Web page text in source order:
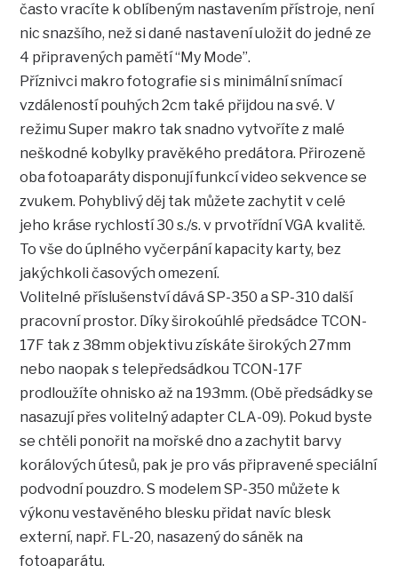
často vracíte k oblíbeným nastavením přístroje, není
nic snazšího, než si dané nastavení uložit do jedné ze
4 připravených pamětí “My Mode”.
Příznivci makro fotografie si s minimální snímací
vzdáleností pouhých 2cm také přijdou na své. V
režimu Super makro tak snadno vytvoříte z malé
neškodné kobylky pravěkého predátora. Přirozeně
oba fotoaparáty disponují funkcí video sekvence se
zvukem. Pohyblivý děj tak můžete zachytit v celé
jeho kráse rychlostí 30 s./s. v prvotřídní VGA kvalitě.
To vše do úplného vyčerpání kapacity karty, bez
jakýchkoli časových omezení.
Volitelné příslušenství dává SP-350 a SP-310 další
pracovní prostor. Díky širokoúhlé předsádce TCON-
17F tak z 38mm objektivu získáte širokých 27mm
nebo naopak s telepředsádkou TCON-17F
prodloužíte ohnisko až na 193mm. (Obě předsádky se
nasazují přes volitelný adapter CLA-09). Pokud byste
se chtěli ponořit na mořské dno a zachytit barvy
korálových útesů, pak je pro vás připravené speciální
podvodní pouzdro. S modelem SP-350 můžete k
výkonu vestavěného blesku přidat navíc blesk
externí, např. FL-20, nasazený do sáněk na
fotoaparátu.